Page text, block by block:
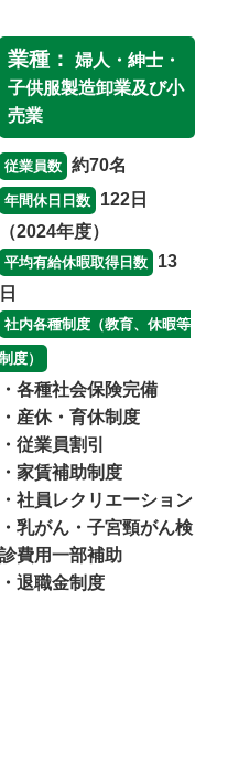
業種：
婦人・紳士・
子供服製造卸業及び小
売業
従業員数 約70名
年間休日日数
122日
（2024年度）
平均有給休暇取得日数
13
日
社内各種制度（教育、休暇等
制度）
・各種社会保険完備
・産休・育休制度
・従業員割引
・家賃補助制度
・社員レクリエーション
・乳がん・子宮頸がん検
診費用一部補助
・退職金制度